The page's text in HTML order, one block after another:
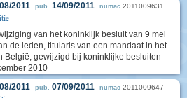
2011 pub. 14/09/2011 numac 2011009631
van het koninklijk besluit van 9 mei
de leden, titularis van een mandaat in het
België, gewijzigd bij koninklijke besluiten
2010
2011 pub. 07/09/2011 numac 2011009647